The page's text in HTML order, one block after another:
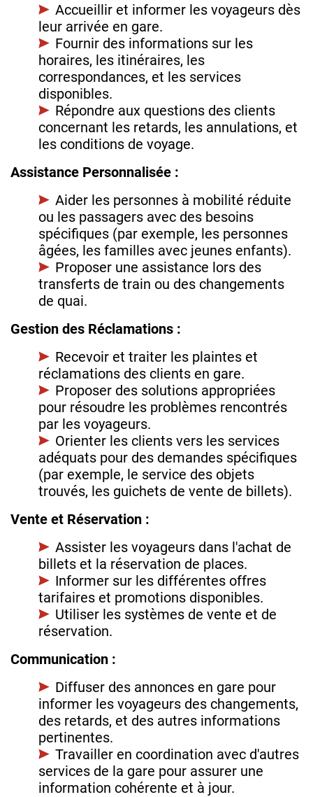
Accueillir et informer les voyageurs dès
leur arrivée en gare.
Fournir des informations sur les
horaires, les itinéraires, les
correspondances, et les services
disponibles.
Répondre aux questions des clients
concernant les retards, les annulations, et
les conditions de voyage.
Assistance Personnalisée :
Aider les personnes à mobilité réduite
ou les passagers avec des besoins
spécifiques (par exemple, les personnes
âgées, les familles avec jeunes enfants).
Proposer une assistance lors des
transferts de train ou des changements
de quai.
Gestion des Réclamations :
Recevoir et traiter les plaintes et
réclamations des clients en gare.
Proposer des solutions appropriées
pour résoudre les problèmes rencontrés
par les voyageurs.
Orienter les clients vers les services
adéquats pour des demandes spécifiques
(par exemple, le service des objets
trouvés, les guichets de vente de billets).
Vente et Réservation :
Assister les voyageurs dans l'achat de
billets et la réservation de places.
Informer sur les différentes offres
tarifaires et promotions disponibles.
Utiliser les systèmes de vente et de
réservation.
Communication :
Diffuser des annonces en gare pour
informer les voyageurs des changements,
des retards, et des autres informations
pertinentes.
Travailler en coordination avec d'autres
services de la gare pour assurer une
information cohérente et à jour.